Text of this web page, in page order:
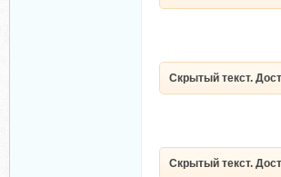
Скрытый текст.
Скрытый текст.